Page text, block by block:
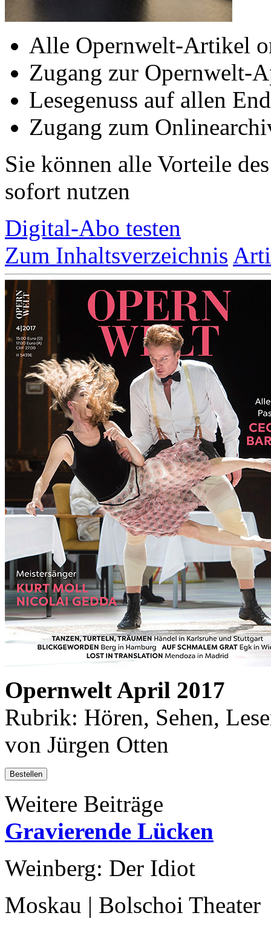
Alle Opernwelt-Artikel
Zugang zur Opernwelt-
Lesegenuss auf allen
Zugang zum
Sie können alle Vorteile
sofort nutzen
Digital-Abo testen
Zum Inhaltsverzeichnis
Opernwelt April 2017
Rubrik: Hören, Sehen,
von Jürgen Otten
Bestellen
Weitere Beiträge
Gravierende Lücken
Weinberg: Der Idiot
Moskau | Bolschoi Theater